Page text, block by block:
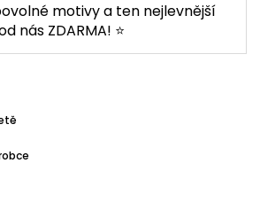
motivy a ten nejlevnější
nás ZDARMA! ⭐